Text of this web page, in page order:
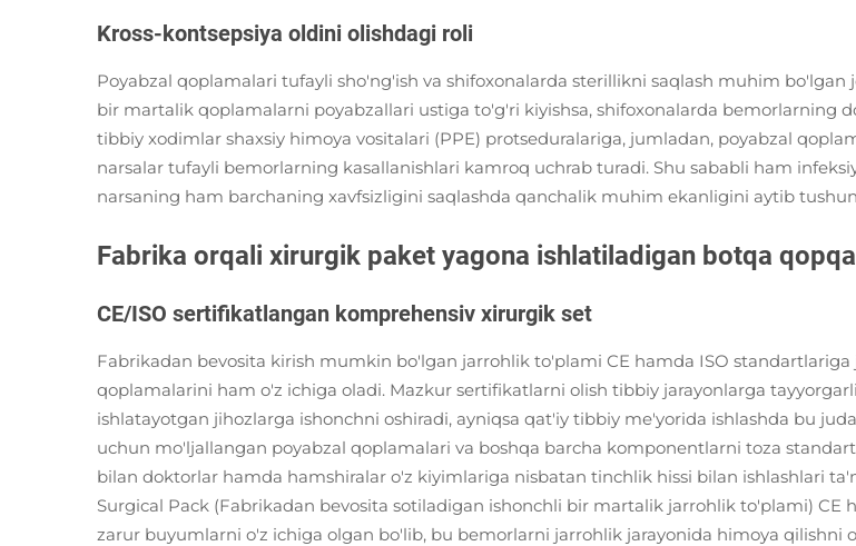
Kross-kontsepsiya oldini olishdagi roli
Poyabzal qoplamalari tufayli sho'ng'ish va shifoxonalarda sterillikni saqlash muhim
bir martalik qoplamalarni poyabzallari ustiga to'g'ri kiyishsa, shifoxonalarda bemorlarning
tibbiy xodimlar shaxsiy himoya vositalari (PPE) protseduralariga, jumladan, poyabzal
narsalar tufayli bemorlarning kasallanishlari kamroq uchrab turadi. Shu sababli ham
narsaning ham barchaning xavfsizligini saqlashda qanchalik muhim ekanligini aytib
Fabrika orqali xirurgik paket yagona ishlatiladigan botqa
CE/ISO sertifikatlangan komprehensiv xirurgik set
Fabrikadan bevosita kirish mumkin bo'lgan jarrohlik to'plami CE hamda ISO
qoplamalarini ham o'z ichiga oladi. Mazkur sertifikatlarni olish tibbiy jarayonlarga
ishlatayotgan jihozlarga ishonchni oshiradi, ayniqsa qat'iy tibbiy me'yorida ishlashda bu
uchun mo'ljallangan poyabzal qoplamalari va boshqa barcha komponentlarni toza
bilan doktorlar hamda hamshiralar o'z kiyimlariga nisbatan tinchlik hissi bilan ishlashlari
Surgical Pack (Fabrikadan bevosita sotiladigan ishonchli bir martalik jarrohlik to'plami)
zarur buyumlarni o'z ichiga olgan bo'lib, bu bemorlarni jarrohlik jarayonida himoya